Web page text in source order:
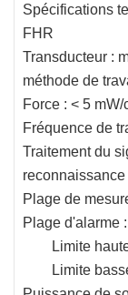
Spécifications
FHR
Transducteur :
méthode de
Force : < 5 mW/
Fréquence de
Traitement du
Plage de
Plage d'alarme :
Limite haute
Limite basse